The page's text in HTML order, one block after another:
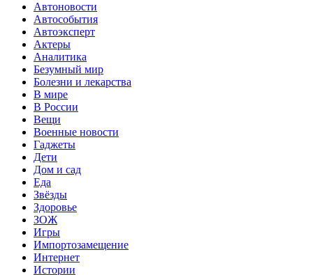
Автоновости
Автособытия
Автоэксперт
Актеры
Аналитика
Безумный мир
Болезни и лекарства
В мире
В России
Вещи
Военные новости
Гаджеты
Дети
Дом и сад
Еда
Звёзды
Здоровье
ЗОЖ
Игры
Импортозамещение
Интернет
Истории